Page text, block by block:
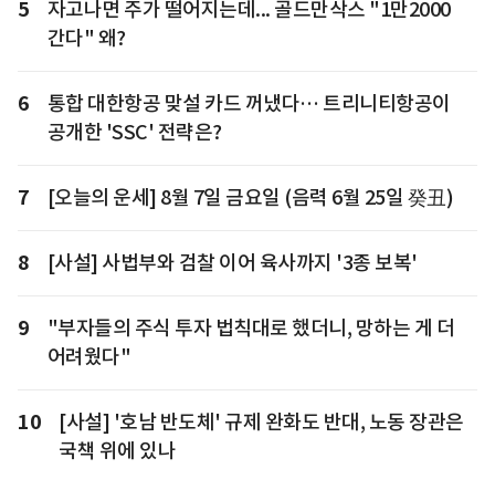
5
자고나면 주가 떨어지는데... 골드만삭스 "1만2000
간다" 왜?
6
통합 대한항공 맞설 카드 꺼냈다… 트리니티항공이
공개한 'SSC' 전략은?
7 [오늘의 운세] 8월 7일 금요일 (음력 6월 25일 癸丑)
8 [사설] 사법부와 검찰 이어 육사까지 '3종 보복'
9
"부자들의 주식 투자 법칙대로 했더니, 망하는 게 더
어려웠다"
10
[사설] '호남 반도체' 규제 완화도 반대, 노동 장관은
국책 위에 있나